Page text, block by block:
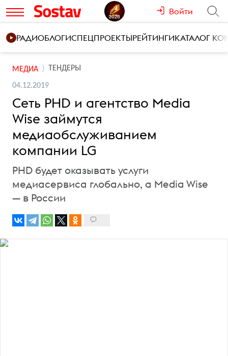
Войти
РАДИОБЛОГИСПЕЦПРОЕКТЫРЕЙТИНГИКАТАЛОГ
МЕДИА ТЕНДЕРЫ
04.12.2019
Сеть PHD и агентство Media
Wise займутся
медиаобслуживанием
компании LG
PHD будет оказывать услуги
медиасервиса глобально, а Media Wise
— в России